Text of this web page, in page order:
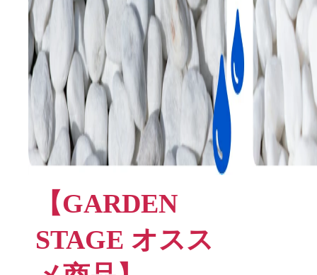
【GARDEN
STAGE オスス